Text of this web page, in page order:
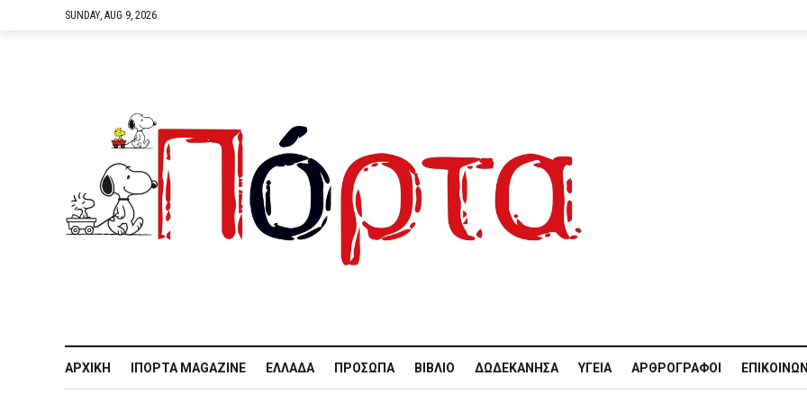
SUNDAY, AUG 9, 2026
ΑΡΧΙΚΉ IΠΌΡΤΑ MAGAZINE ΕΛΛΆΔΑ ΠΡΌΣΩΠΑ ΒΙΒΛΊΟ ΔΩΔΕΚΆΝΗΣΑ ΥΓΕΊΑ ΑΡΘΡΟΓΡΆΦΟΙ